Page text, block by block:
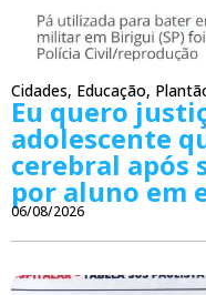
Cidades, Educação,
Eu quero
adolescente
cerebral após
por aluno em
06/08/2026